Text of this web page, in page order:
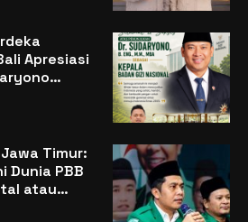
Apresiasi
Gizi
Timur:
Dunia PBB
atau